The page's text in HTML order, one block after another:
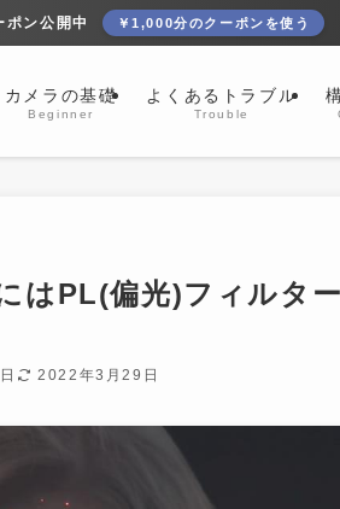
ン公開中 ￥1,000分のクーポンを使う
カメラの基礎
Beginner
よくあるトラブル
Trouble
はPL(偏光)フィルタ
2022年3月29日